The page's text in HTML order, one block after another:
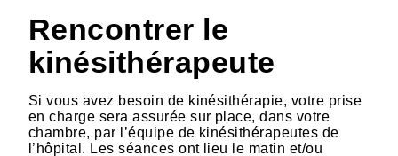
Rencontrer le
kinésithérapeute
Si vous avez besoin de kinésithérapie, votre prise
en charge sera assurée sur place, dans votre
chambre, par l’équipe de kinésithérapeutes de
l’hôpital. Les séances ont lieu le matin et/ou